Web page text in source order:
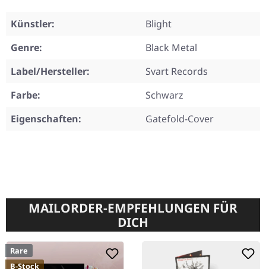
Künstler:
Blight
Genre:
Black Metal
Label/Hersteller:
Svart Records
Farbe:
Schwarz
Eigenschaften:
Gatefold-Cover
MAILORDER-EMPFEHLUNGEN FÜR
DICH
Rare
B-Stock